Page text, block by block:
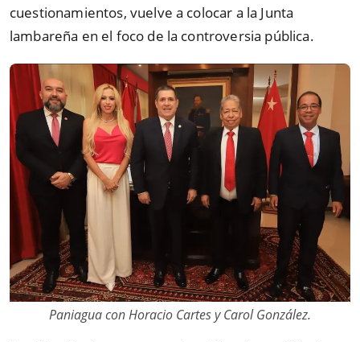
cuestionamientos, vuelve a colocar a la Junta
lambareña en el foco de la controversia pública.
Paniagua con Horacio Cartes y Carol González.